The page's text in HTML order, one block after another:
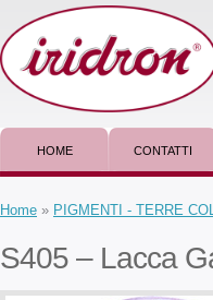
HOME CONTATTI
Home » PIGMENTI - TERRE
S405 – Lacca